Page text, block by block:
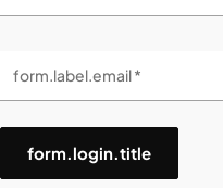
form.label.email *
form.login.title